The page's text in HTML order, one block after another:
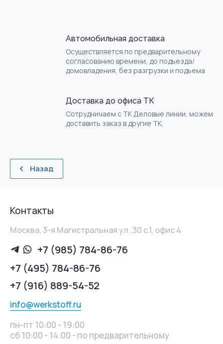
Автомобильная доставка
Осуществляется по предварительному
согласованию времени, до подъезда/
домовладения, без разгрузки и подъема
Доставка до офиса ТК
Сотрудничаем с ТК Деловые линии, можем
доставить заказ в другие ТК.
Назад
Контакты
Москва, 3-я Магистральная ул.,30 с.1, офис 4
+7 (985) 784-86-76
+7 (495) 784-86-76
+7 (916) 889-54-52
info@werkstoff.ru
пн-пт 10:00 - 19:00
сб 10:00 - 14:00 - по предварительному